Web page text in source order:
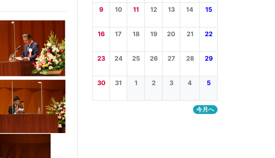
9 10 11 12 13 14 15
16 17 18 19 20 21 22
23 24 25 26 27 28 29
30 31 1 2 3 4 5
今月へ